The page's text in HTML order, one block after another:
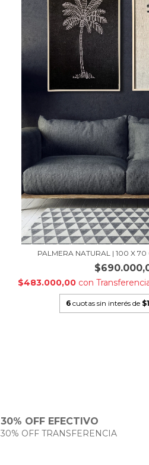
PALMERA NATURAL | 100 X 70
$483.000,00 con
6 cuotas sin interés de
30% OFF EFECTIVO
30% OFF TRANSFERENCIA